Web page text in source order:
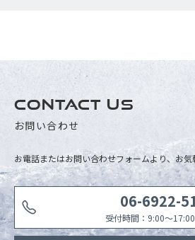
CONTACT US
お問い合わせ
お電話またはお問い合わせフォームより、お気
06-6922-
受付時間：9:00〜17:00